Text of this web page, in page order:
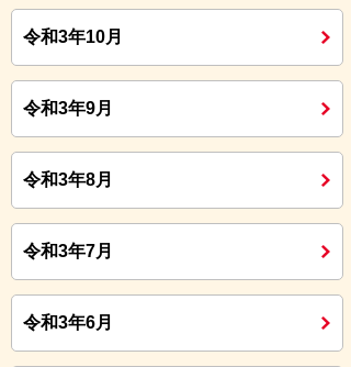
令和3年10月
令和3年9月
令和3年8月
令和3年7月
令和3年6月